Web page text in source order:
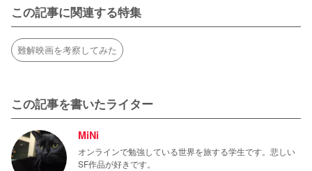
この記事に関連する特集
難解映画を考察してみた
この記事を書いたライター
MiNi
オンラインで勉強している世界を旅する学生です。悲しい
SF作品が好きです。